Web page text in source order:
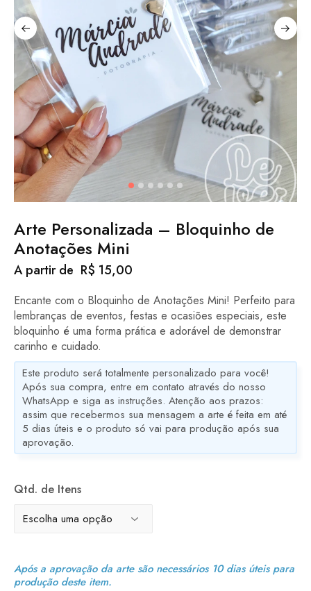
Arte Personalizada – Bloquinho de
Anotações Mini
A partir de R$ 15,00
Encante com o Bloquinho de Anotações Mini! Perfeito para
lembranças de eventos, festas e ocasiões especiais, este
bloquinho é uma forma prática e adorável de demonstrar
carinho e cuidado.
Este produto será totalmente personalizado para você!
Após sua compra, entre em contato através do nosso
WhatsApp e siga as instruções. Atenção aos prazos:
assim que recebermos sua mensagem a arte é feita em até
5 dias úteis e o produto só vai para produção após sua
aprovação.
Qtd. de Itens
Após a aprovação da arte são necessários 10 dias úteis para
produção deste item.